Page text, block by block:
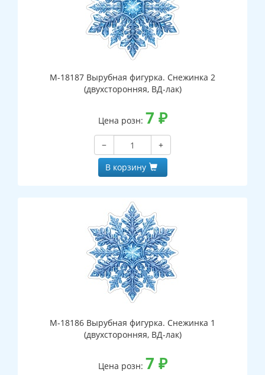
М-18187 Вырубная фигурка. Снежинка 2
(двухсторонняя, ВД-лак)
Цена розн: 7 ₽
−
+
В корзину
М-18186 Вырубная фигурка. Снежинка 1
(двухсторонняя, ВД-лак)
Цена розн: 7 ₽